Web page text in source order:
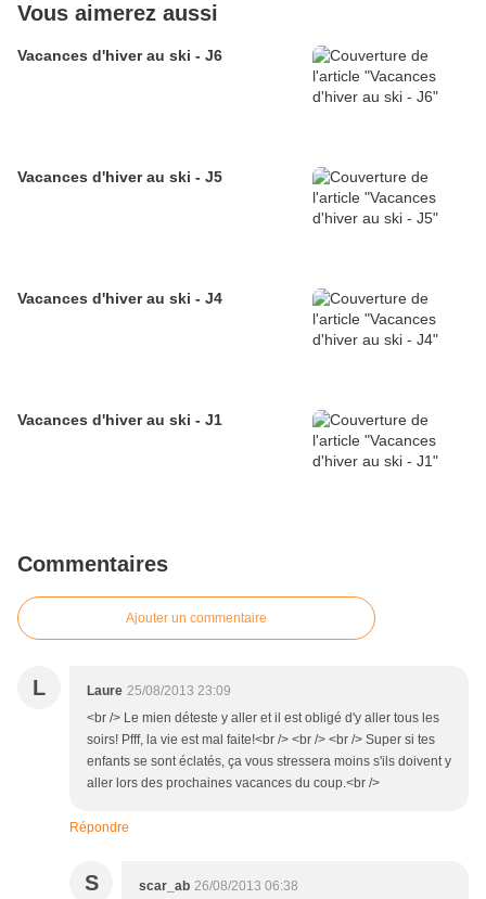
Vous aimerez aussi
Vacances d'hiver au ski - J6
Vacances d'hiver au ski - J5
Vacances d'hiver au ski - J4
Vacances d'hiver au ski - J1
Commentaires
Ajouter un commentaire
L Laure 25/08/2013 23:09
<br /> Le mien déteste y aller et il est obligé d'y aller tous les
soirs! Pfff, la vie est mal faite!<br /> <br /> <br /> Super si tes
enfants se sont éclatés, ça vous stressera moins s'ils doivent y
aller lors des prochaines vacances du coup.<br />
Répondre
S scar_ab 26/08/2013 06:38